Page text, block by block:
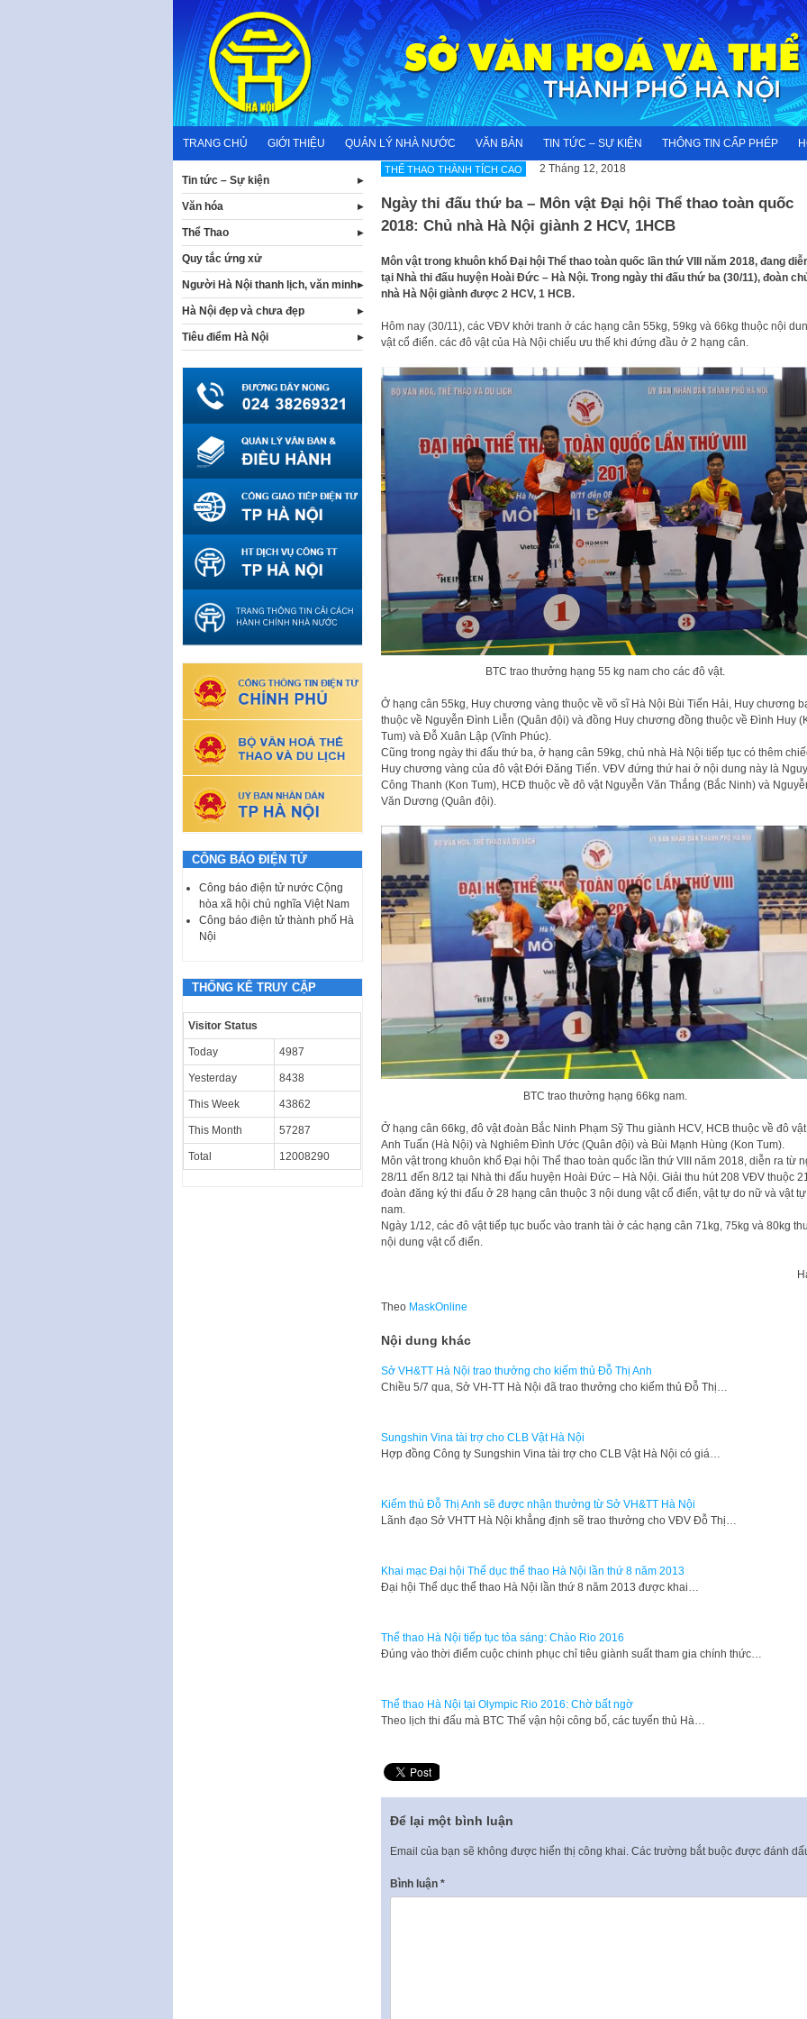
content
TRANG CHỦ GIỚI THIỆU QUẢN LÝ NHÀ NƯỚC VĂN BẢN TIN TỨC – SỰ KIỆN THÔNG TIN CẤP PHÉP
THẾ THAO THÀNH TÍCH CAO 2 Tháng 12, 2018
Ngày thi đấu thứ ba – Môn vật Đại hội Thể thao toàn quốc
2018: Chủ nhà Hà Nội giành 2 HCV, 1HCB
Môn vật trong khuôn khổ Đại hội Thể thao toàn quốc lần thứ VIII năm 2018, đang
tại Nhà thi đấu huyện Hoài Đức – Hà Nội. Trong ngày thi đấu thứ ba (30/11), đoàn
nhà Hà Nội giành được 2 HCV, 1 HCB.
Hôm nay (30/11), các VĐV khởi tranh ở các hạng cân 55kg, 59kg và 66kg thuộc nội
vật cổ điển. các đô vật của Hà Nội chiếu ưu thế khi đứng đầu ở 2 hạng cân.
BTC trao thưởng hạng 55 kg nam cho các đô vật.
Ở hạng cân 55kg, Huy chương vàng thuộc về võ sĩ Hà Nội Bùi Tiến Hải, Huy chương
thuộc về Nguyễn Đình Liễn (Quân đội) và đồng Huy chương đồng thuộc về Đình Huy
Tum) và Đỗ Xuân Lập (Vĩnh Phúc).
Cũng trong ngày thi đấu thứ ba, ở hạng cân 59kg, chủ nhà Hà Nội tiếp tục có thêm
Huy chương vàng của đô vật Đới Đăng Tiến. VĐV đứng thứ hai ở nội dung này là
Công Thanh (Kon Tum), HCĐ thuộc về đô vật Nguyễn Văn Thắng (Bắc Ninh) và
Văn Dương (Quân đội).
BTC trao thưởng hạng 66kg nam.
Ở hạng cân 66kg, đô vật đoàn Bắc Ninh Phạm Sỹ Thu giành HCV, HCB thuộc về đô
Anh Tuấn (Hà Nội) và Nghiêm Đình Ước (Quân đội) và Bùi Mạnh Hùng (Kon Tum).
Môn vật trong khuôn khổ Đại hội Thể thao toàn quốc lần thứ VIII năm 2018, diễn ra từ
28/11 đến 8/12 tại Nhà thi đấu huyện Hoài Đức – Hà Nội. Giải thu hút 208 VĐV thuộc 21
đoàn đăng ký thi đấu ở 28 hạng cân thuộc 3 nội dung vật cổ điển, vật tự do nữ và vật
nam.
Ngày 1/12, các đô vật tiếp tục buốc vào tranh tài ở các hạng cân 71kg, 75kg và 80kg
nội dung vật cổ điển.
Theo MaskOnline
Nội dung khác
Sở VH&TT Hà Nội trao thưởng cho kiếm thủ Đỗ Thị Anh
Chiều 5/7 qua, Sở VH-TT Hà Nội đã trao thưởng cho kiếm thủ Đỗ Thị…
Sungshin Vina tài trợ cho CLB Vật Hà Nội
Hợp đồng Công ty Sungshin Vina tài trợ cho CLB Vật Hà Nội có giá…
Kiếm thủ Đỗ Thị Anh sẽ được nhận thưởng từ Sở VH&TT Hà Nội
Lãnh đạo Sở VHTT Hà Nội khẳng định sẽ trao thưởng cho VĐV Đỗ Thị…
Khai mạc Đại hội Thể dục thể thao Hà Nội lần thứ 8 năm 2013
​Đại hội Thể dục thể thao Hà Nội lần thứ 8 năm 2013 được khai…
Thể thao Hà Nội tiếp tục tỏa sáng: Chào Rio 2016
Đúng vào thời điểm cuộc chinh phục chỉ tiêu giành suất tham gia chính thức…
Thể thao Hà Nội tại Olympic Rio 2016: Chờ bất ngờ
Theo lịch thi đấu mà BTC Thế vận hội công bố, các tuyển thủ Hà…
Để lại một bình luận
Email của bạn sẽ không được hiển thị công khai. Các trường bắt buộc được đánh
Bình luận *
Tin tức – Sự kiện
Văn hóa
Thể Thao
Quy tắc ứng xử
Người Hà Nội thanh lịch, văn minh
Hà Nội đẹp và chưa đẹp
Tiêu điểm Hà Nội
CÔNG BÁO ĐIỆN TỬ
Công báo điện tử nước Cộng
hòa xã hội chủ nghĩa Việt Nam
Công báo điện tử thành phố Hà
Nội
THỐNG KÊ TRUY CẬP
Visitor Status
Today 4987
Yesterday 8438
This Week 43862
This Month 57287
Total 12008290